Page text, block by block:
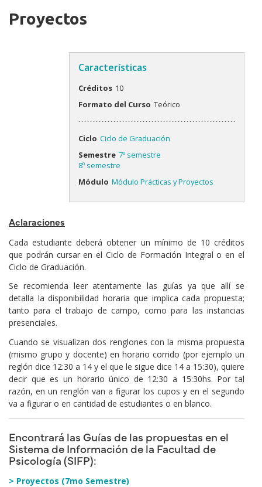
Proyectos
Características
Créditos 10
Formato del Curso Teórico
Ciclo Ciclo de Graduación
Semestre 7º semestre
8º semestre
Módulo Módulo Prácticas y Proyectos
Aclaraciones
Cada estudiante deberá obtener un mínimo de 10 créditos
que podrán cursar en el Ciclo de Formación Integral o en el
Ciclo de Graduación.
Se recomienda leer atentamente las guías ya que allí se
detalla la disponibilidad horaria que implica cada propuesta;
tanto para el trabajo de campo, como para las instancias
presenciales.
Cuando se visualizan dos renglones con la misma propuesta
(mismo grupo y docente) en horario corrido (por ejemplo un
reglón dice 12:30 a 14 y el que le sigue dice 14 a 15:30), quiere
decir que es un horario único de 12:30 a 15:30hs. Por tal
razón, en un renglón van a figurar los cupos y en el segundo
va a figurar o en cantidad de estudiantes o en blanco.
Encontrará las Guías de las propuestas en el
Sistema de Información de la Facultad de
Psicología (SIFP):
> Proyectos (7mo Semestre)